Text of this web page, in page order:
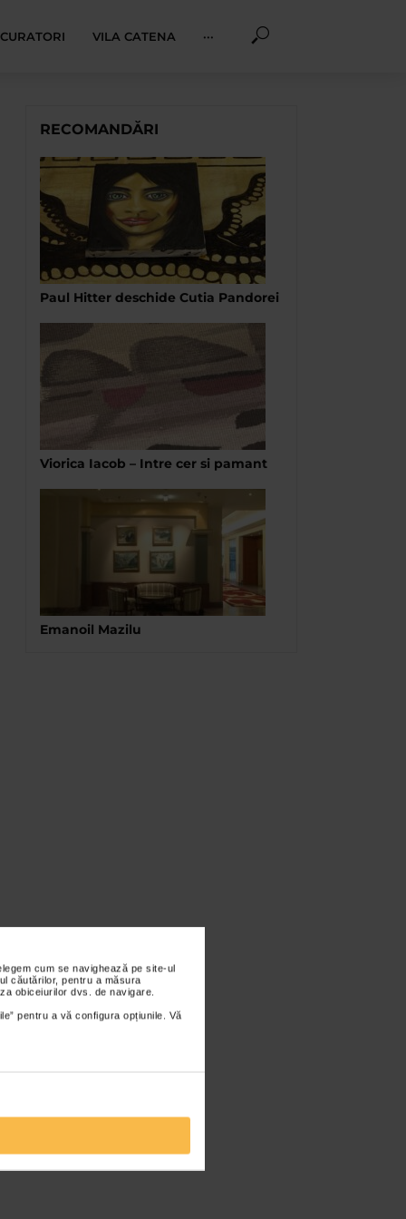
cum se navighează pe site-ul
căutărilor, pentru a măsura
obiceiurilor dvs. de navigare.
pentru a vă configura opțiunile. Vă
VILA CATENA ···
RECOMANDĂRI
Paul Hitter deschide Cutia Pandorei
Viorica Iacob – Intre cer si pamant
Emanoil Mazilu